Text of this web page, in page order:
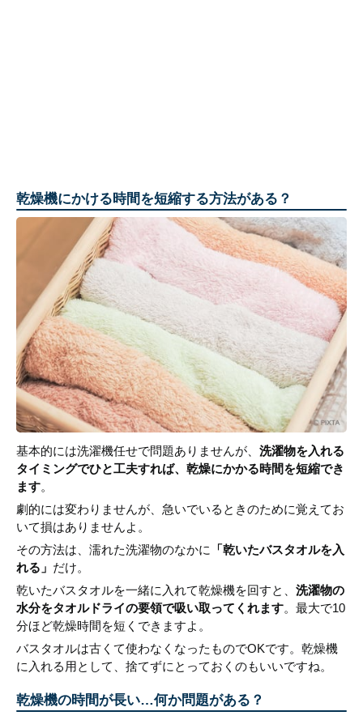
乾燥機にかける時間を短縮する方法がある？
基本的には洗濯機任せで問題ありませんが、 洗濯物を入れる
タイミングでひと工夫すれば、乾燥にかかる時間を短縮でき
ます。
劇的には変わりませんが、急いでいるときのために覚えてお
いて損はありませんよ。
その方法は、濡れた洗濯物のなかに
「乾いたバスタオルを入
れる」 だけ。
乾いたバスタオルを一緒に入れて乾燥機を回すと、 洗濯物の
水分をタオルドライの要領で吸い取ってくれます。最大で10
分ほど乾燥時間を短くできますよ。
バスタオルは古くて使わなくなったものでOKです。乾燥機
に入れる用として、捨てずにとっておくのもいいですね。
乾燥機の時間が長い…何か問題がある？